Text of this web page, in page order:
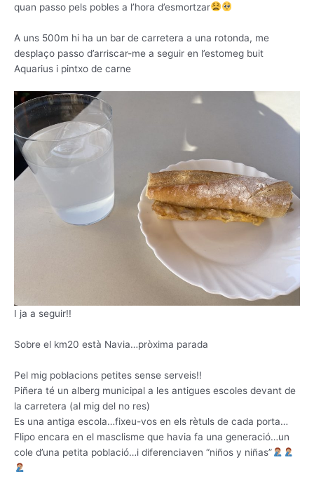
quan passo pels pobles a l’hora d’esmortzar
A uns 500m hi ha un bar de carretera a una rotonda, me
desplaço passo d’arriscar-me a seguir en l’estomeg buit
Aquarius i pintxo de carne
I ja a seguir!!
Sobre el km20 està Navia…pròxima parada
Pel mig poblacions petites sense serveis!!
Piñera té un alberg municipal a les antigues escoles devant de
la carretera (al mig del no res)
Es una antiga escola…fixeu-vos en els rètuls de cada porta…
Flipo encara en el masclisme que havia fa una generació…un
cole d’una petita població…i diferenciaven “niños y niñas”